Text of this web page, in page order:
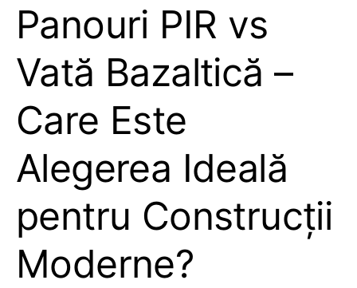
Panouri PIR vs
Vată Bazaltică –
Care Este
Alegerea Ideală
pentru Construcții
Moderne?